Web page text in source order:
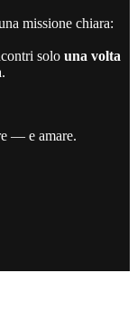
missione chiara:
solo una volta
— e amare.